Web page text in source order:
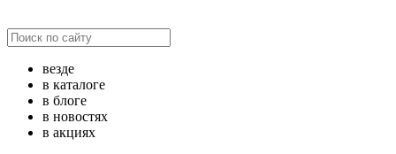
везде
в каталоге
в блоге
в новостях
в акциях